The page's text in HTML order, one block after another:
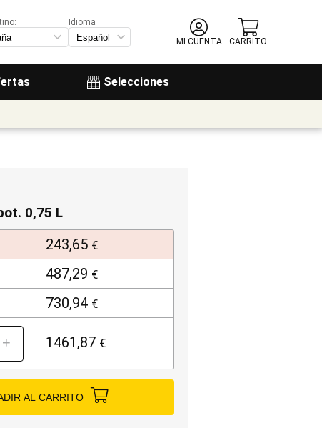
Selecciones
Idioma
MI CUENTA
CARRITO
0,75 L
243,65 €
487,29 €
730,94 €
+ 1461,87 €
AL CARRITO